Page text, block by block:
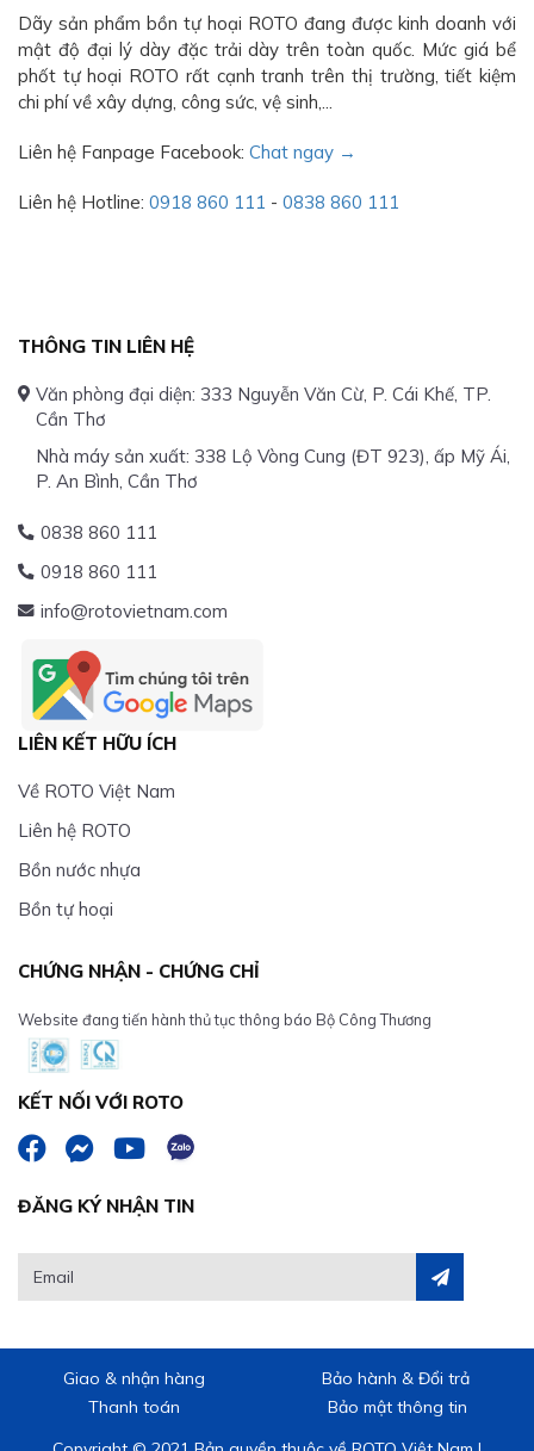
Dãy sản phẩm bồn tự hoại ROTO đang được kinh doanh với
mật độ đại lý dày đặc trải dày trên toàn quốc. Mức giá bể
phốt tự hoại ROTO rất cạnh tranh trên thị trường, tiết kiệm
chi phí về xây dựng, công sức, vệ sinh,...
Liên hệ Fanpage Facebook: Chat ngay →
Liên hệ Hotline: 0918 860 111 - 0838 860 111
THÔNG TIN LIÊN HỆ
Văn phòng đại diện: 333 Nguyễn Văn Cừ, P. Cái Khế, TP.
Cần Thơ
Nhà máy sản xuất: 338 Lộ Vòng Cung (ĐT 923), ấp Mỹ Ái,
P. An Bình, Cần Thơ
0838 860 111
0918 860 111
info@rotovietnam.com
LIÊN KẾT HỮU ÍCH
Về ROTO Việt Nam
Liên hệ ROTO
Bồn nước nhựa
Bồn tự hoại
CHỨNG NHẬN - CHỨNG CHỈ
Website đang tiến hành thủ tục thông báo Bộ Công Thương
KẾT NỐI VỚI ROTO
ĐĂNG KÝ NHẬN TIN
Giao & nhận hàng
Bảo hành & Đổi trả
Thanh toán
Bảo mật thông tin